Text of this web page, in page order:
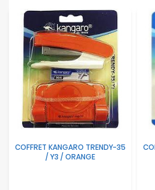
Electroménager
Bureautique
Réseau
Sécurité
Mobilités
COFFRET KANGARO TRENDY-35
/ Y3 / ORANGE